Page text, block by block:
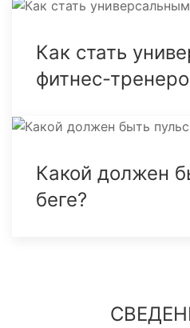
Как стать
фитнес-
Какой должен
беге?